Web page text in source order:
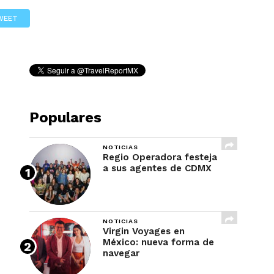
REVISTA
Populares
NOTICIAS
Regio Operadora festeja
a sus agentes de CDMX
NOTICIAS
Virgin Voyages en
México: nueva forma de
navegar